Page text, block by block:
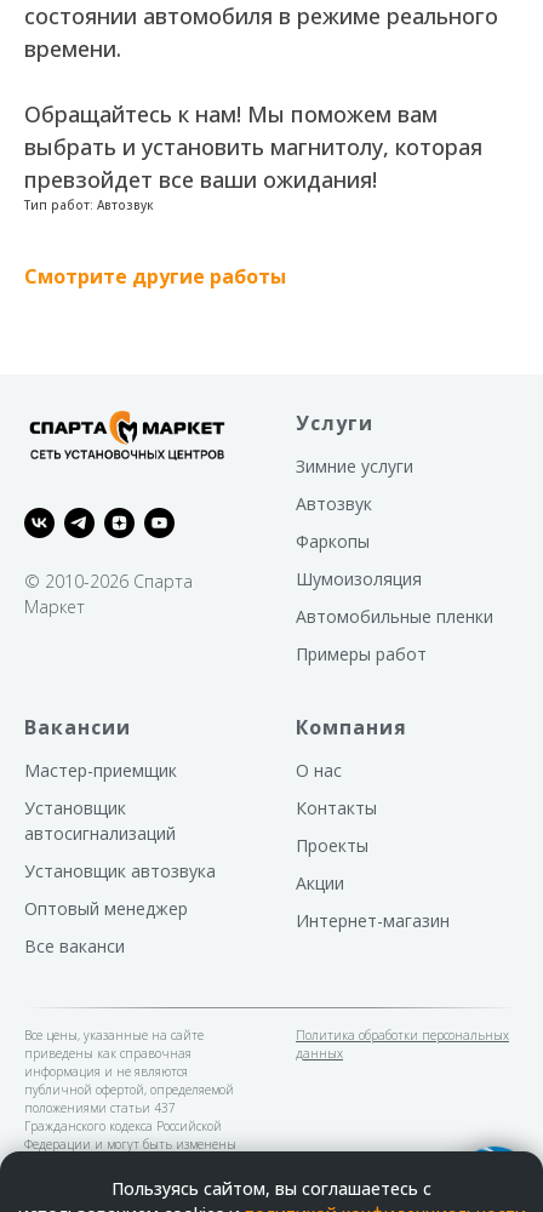
Пользуясь сайтом, вы соглашаетесь с
состоянии автомобиля в режиме реального
времени.
Обращайтесь к нам! Мы поможем вам
выбрать и установить магнитолу, которая
превзойдет все ваши ожидания!
Тип работ: Автозвук
Смотрите другие работы
© 2010-2026 Спарта
Маркет
Услуги
Зимние услуги
Автозвук
Фаркопы
Шумоизоляция
Автомобильные пленки
Примеры работ
Вакансии
Мастер-приемщик
Установщик
автосигнализаций
Установщик автозвука
Оптовый менеджер
Все ваканси
Компания
О нас
Контакты
Проекты
Акции
Интернет-магазин
Все цены, указанные на сайте
приведены как справочная
информация и не являются
публичной офертой, определяемой
положениями статьи 437
Гражданского кодекса Российской
Федерации и могут быть изменены
Политика обработки персональных
данных